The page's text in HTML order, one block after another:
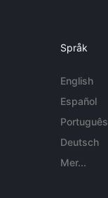
Språk
English
Español
Português
Deutsch
Mer...